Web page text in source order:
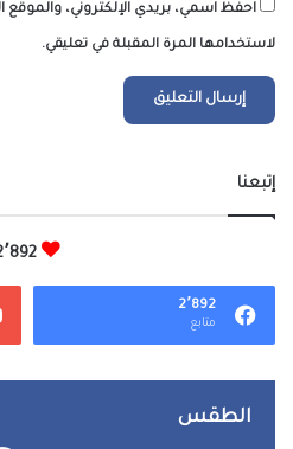
احفظ اسمي، بريدي الإلكتروني، والموقع
لاستخدامها المرة المقبلة في تعليقي.
إتبعنا
2٬892
متابع
الطقس